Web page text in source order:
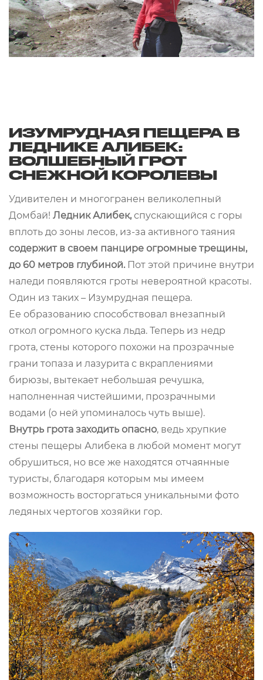
ИЗУМРУДНАЯ ПЕЩЕРА В
ЛЕДНИКЕ АЛИБЕК:
ВОЛШЕБНЫЙ ГРОТ
СНЕЖНОЙ КОРОЛЕВЫ
Удивителен и многогранен великолепный
Домбай! Ледник Алибек,спускающийся с горы
вплоть до зоны лесов, из-за активного таяния
содержит в своем панцире огромные трещины,
до 60 метров глубиной. Пот этой причине внутри
наледи появляются гроты невероятной красоты.
Один из таких – Изумрудная пещера.
Ее образованию способствовал внезапный
откол огромного куска льда. Теперь из недр
грота, стены которого похожи на прозрачные
грани топаза и лазурита с вкраплениями
бирюзы, вытекает небольшая речушка,
наполненная чистейшими, прозрачными
водами (о ней упоминалось чуть выше).
Внутрь грота заходить опасно, ведь хрупкие
стены пещеры Алибека в любой момент могут
обрушиться, но все же находятся отчаянные
туристы, благодаря которым мы имеем
возможность восторгаться уникальными фото
ледяных чертогов хозяйки гор.